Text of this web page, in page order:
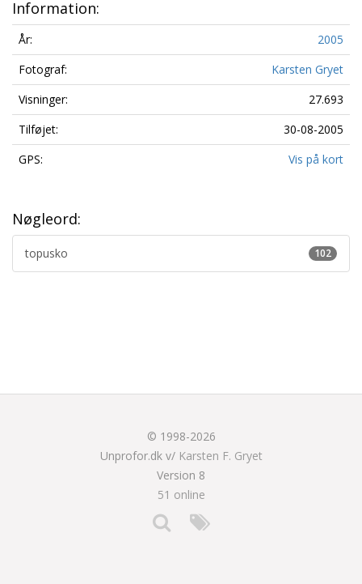
Information:
År:
2005
Fotograf:
Karsten Gryet
Visninger:
27.693
Tilføjet:
30-08-2005
GPS:
Vis på kort
Nøgleord:
102
topusko
© 1998-2026
Unprofor.dk v/ Karsten F. Gryet
Version 8
51 online